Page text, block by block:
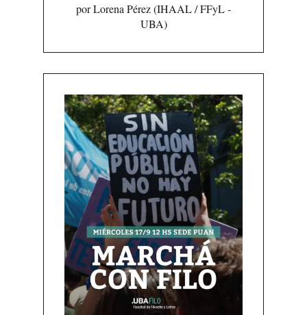
por Lorena Pérez (IHAAL / FFyL -
UBA)